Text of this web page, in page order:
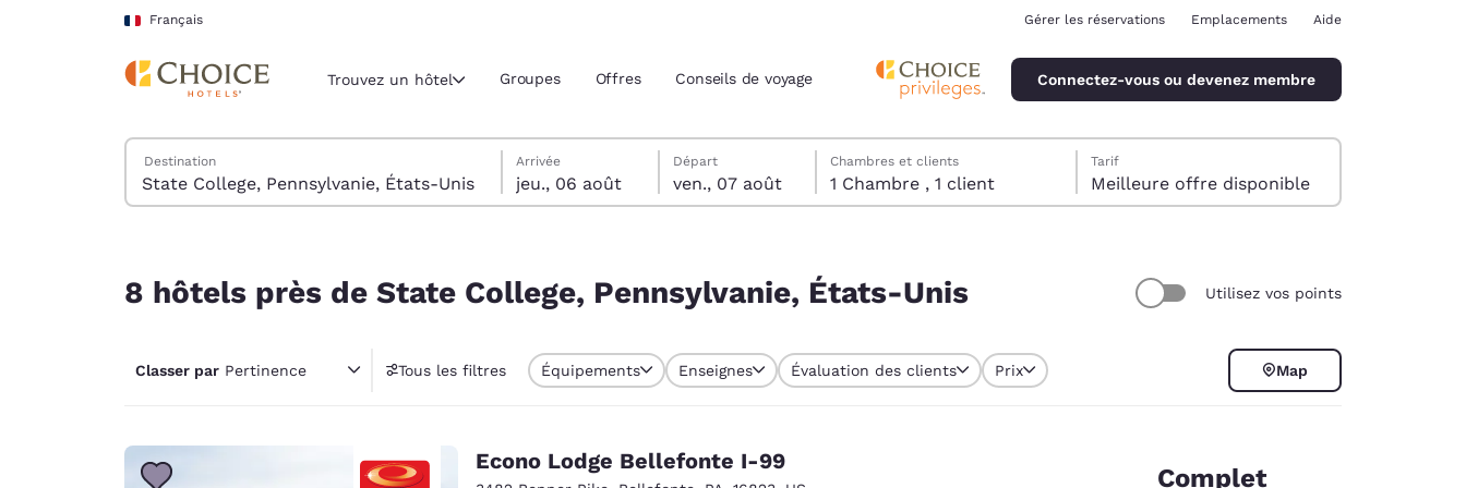
Sauter à Contenu Principal
Français
Région et lieu actuels
Amériques
English Español Español
Gérer les réservations Emplacements Aide
Trouvez un hôtel Groupes Offres Conseils de voyage Connectez-vous ou devenez membre
Trouver des hôtels
Destination
jeudi 6 août
Arrivée
jeu., 06 août
vendredi 7 août
Départ
ven., 07 août
vendredi 7 août date de départ sélectionnée
jeudi 6 août date d’arrivée sélectionnée
Chambres et clients
1 Chambre , 1 client
Tarif
Meilleure offre disponible
8 hôtels près de State College, Pennsylvanie, États-Unis Utilisez vos points
Classer par Pertinence Tous les filtres Équipements Enseignes Évaluation des clients Prix Map
Econo Lodge Bellefonte I-99
Complet